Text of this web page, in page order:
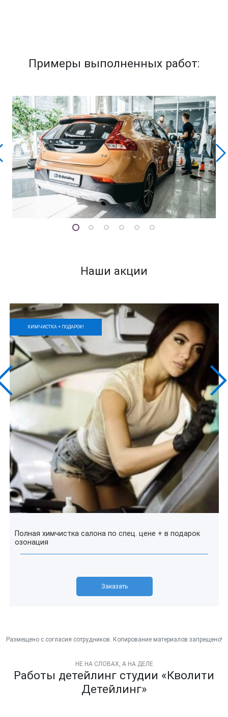
Примеры выполненных работ:
Наши акции
ХИМЧИСТКА + ПОДАРОК!
Полная химчистка салона по спец. цене + в подарок
озонация
Заказать
НЕ НА СЛОВАХ, А НА ДЕЛЕ
Работы детейлинг студии «Кволити
Детейлинг»